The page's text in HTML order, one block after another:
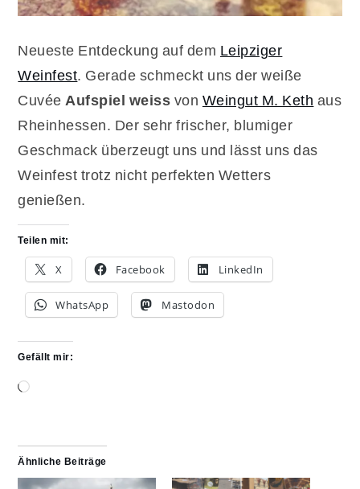
Neueste Entdeckung auf dem Leipziger
Weinfest. Gerade schmeckt uns der weiße
CuvéeAufspiel weiss von Weingut M. Keth aus
Rheinhessen. Der sehr frischer, blumiger
Geschmack überzeugt uns und lässt uns das
Weinfest trotz nicht perfekten Wetters
genießen.
Teilen mit:
X Facebook LinkedIn
WhatsApp Mastodon
Gefällt mir:
Wird
Ähnliche Beiträge